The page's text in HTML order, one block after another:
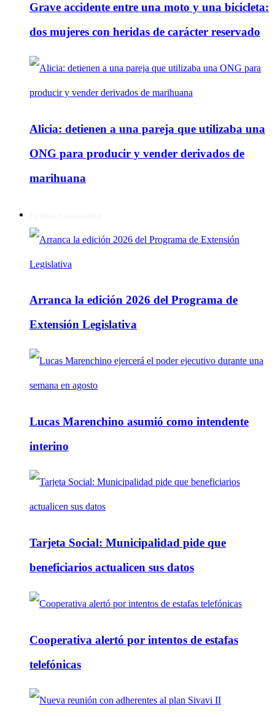
Grave accidente entre una moto y una bicicleta:
dos mujeres con heridas de carácter reservado
Alicia: detienen a una pareja que utilizaba una
ONG para producir y vender derivados de
marihuana
Arranca la edición 2026 del Programa de
Extensión Legislativa
Lucas Marenchino asumió como intendente
interino
Tarjeta Social: Municipalidad pide que
beneficiarios actualicen sus datos
Cooperativa alertó por intentos de estafas
telefónicas